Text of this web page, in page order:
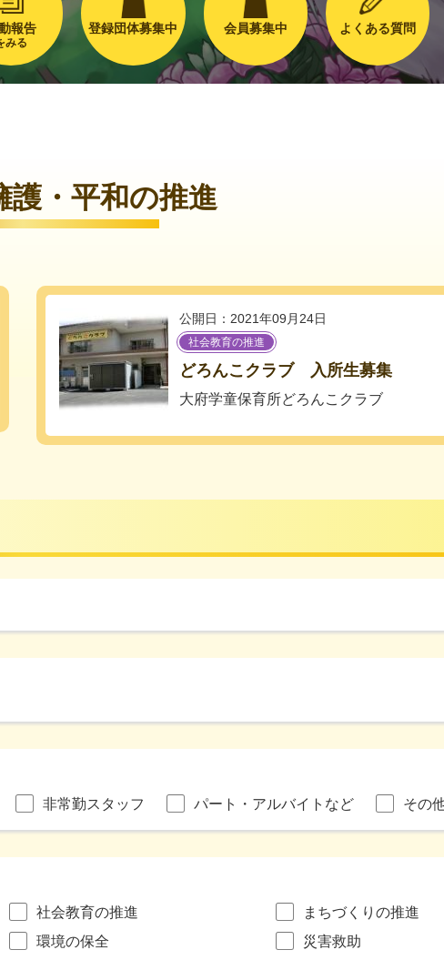
報告
みる
登録団体募集中 会員募集中 よくある質問
護・平和の推進
公開日：2021年09月24日
社会教育の推進
どろんこクラブ 入所生募集
大府学童保育所どろんこクラブ
非常勤スタッフ パート・アルバイトなど その
社会教育の推進
まちづくりの推進
環境の保全
災害救助